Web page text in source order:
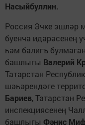
Насыйбуллин.
Россия Эчке эшләр
буенча идарәсенең
һәм балигъ
башлыгы Валерий
Татарстан
шәһәрендәге
Бариев, Татарстан
инспекциясенең
башлыгы Фәнис